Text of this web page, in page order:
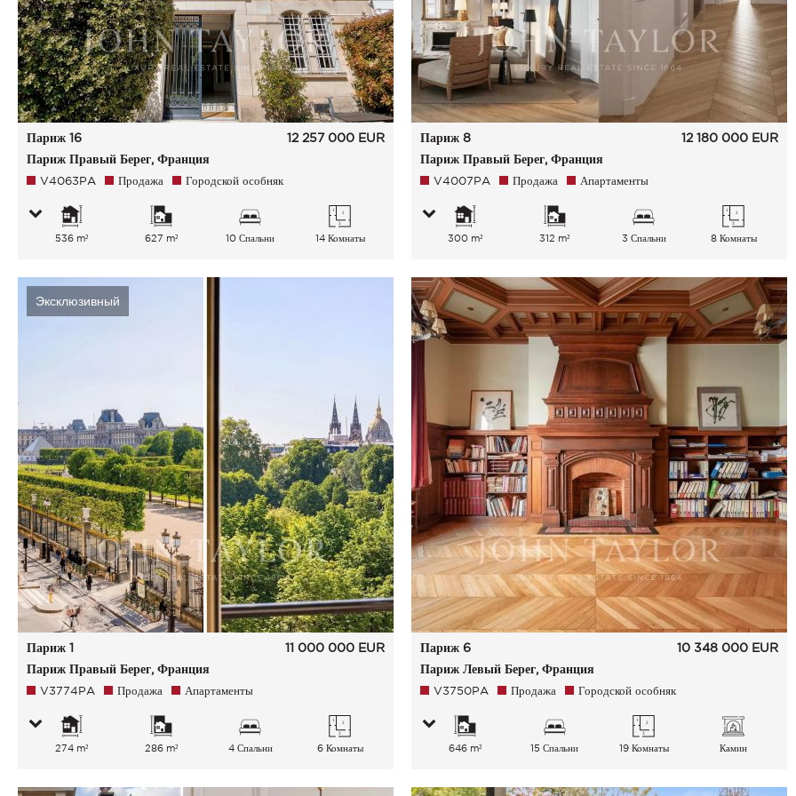
Париж 16
Париж Правый Берег, Франция
12 257 000 EUR
V4063PA Продажа Городской особняк
536 m² 627 m² 10 Спальни 14 Комнаты
Париж 8
Париж Правый Берег, Франция
12 180 000 EUR
V4007PA Продажа Апартаменты
300 m² 312 m² 3 Спальни 8 Комнаты
Эксклюзивный
Париж 1
Париж Правый Берег, Франция
11 000 000 EUR
V3774PA Продажа Апартаменты
274 m² 286 m² 4 Спальни 6 Комнаты
Париж 6
Париж Левый Берег, Франция
10 348 000 EUR
V3750PA Продажа Городской особняк
646 m² 15 Спальни 19 Комнаты Камин